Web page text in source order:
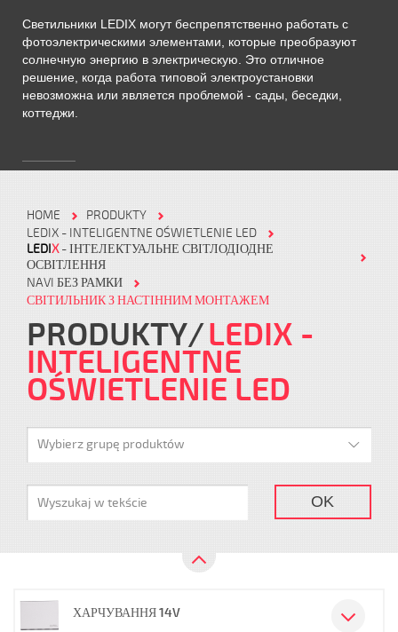
Светильники LEDIX могут беспрепятственно работать с
фотоэлектрическими элементами, которые преобразуют
солнечную энергию в электрическую. Это отличное
решение, когда работа типовой электроустановки
невозможна или является проблемой - сады, беседки,
коттеджи.
HOME
PRODUKTY
LEDIX - INTELIGENTNE OŚWIETLENIE LED
LEDIX- ІНТЕЛЕКТУАЛЬНЕ СВІТЛОДІОДНЕ
ОСВІТЛЕННЯ
NAVI БЕЗ РАМКИ
СВІТИЛЬНИК З НАСТІННИМ МОНТАЖЕМ
PRODUKTY LEDIX -
INTELIGENTNE
OŚWIETLENIE LED
Wybierz grupę produktów
OK
ХАРЧУВАННЯ 14V